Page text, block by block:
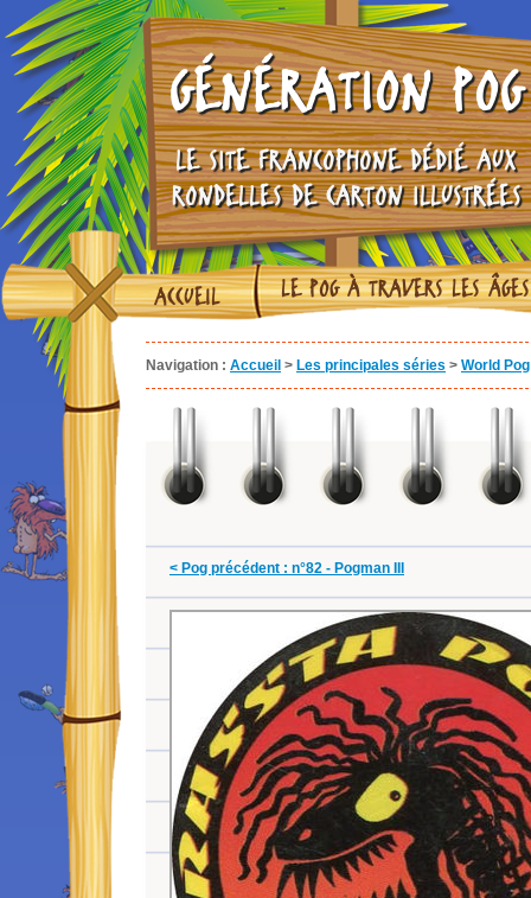
GÉNÉRATION POG
LE SITE FRANCOPHONE DÉDIÉ AUX
RONDELLES DE CARTON ILLUSTRÉES
ACCUEIL LE POG À TRAVERS LES ÂGES
Navigation : Accueil > Les principales séries > World
< Pog précédent : n°82 - Pogman III